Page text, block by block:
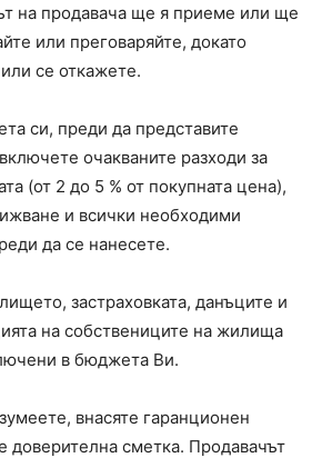
на продавача ще я приеме или ще
или преговаряйте, докато
се откажете.
си, преди да представите
очакваните разходи за
(от 2 до 5 % от покупната цена),
и всички необходими
да се нанесете.
застраховката, данъците и
на собствениците на жилища
в бюджета Ви.
внасяте гаранционен
доверителна сметка. Продавачът